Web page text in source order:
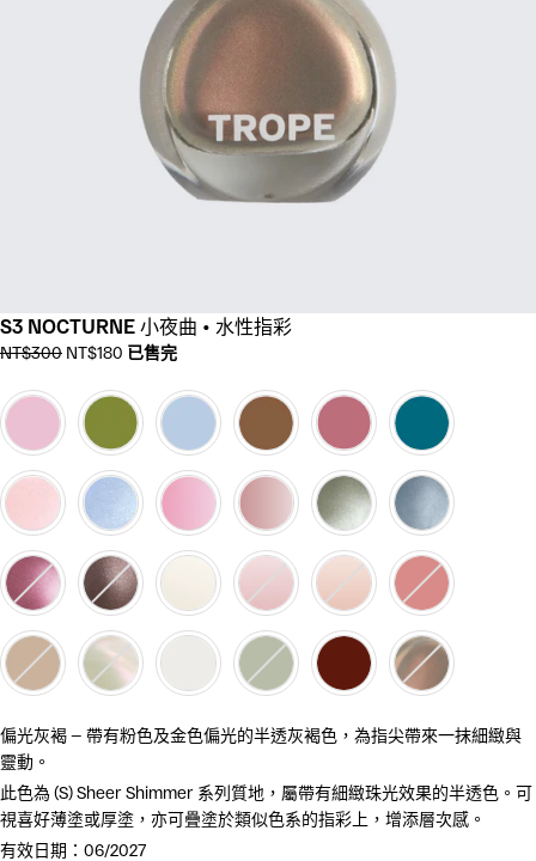
S3 NOCTURNE 小夜曲 • 水性指彩
正
價
格
NT$300 優
價
格
NT$180 已售完
偏光灰褐 — 帶有粉色及金色偏光的半透灰褐色，為指尖帶來一抹細緻與
靈動。
此色為 (S) Sheer Shimmer 系列質地，屬帶有細緻珠光效果的半透色。可
視喜好薄塗或厚塗，亦可疊塗於類似色系的指彩上，增添層次感。
有效日期：06/2027